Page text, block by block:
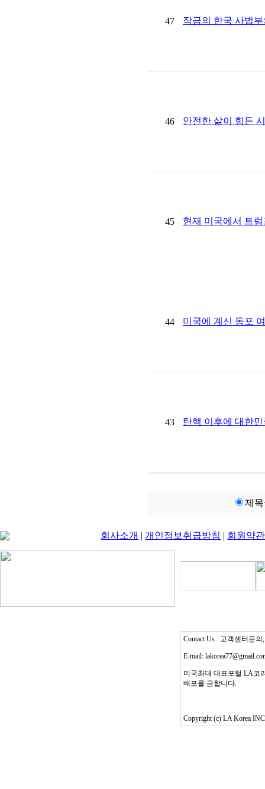
47 작금의 한국 사법
46 안전한 삶이 힘든
45 현재 미국에서 트
44 미국에 계신 동포
43 탄핵 이후에 대한
제
회사소개 |개인정보취급방침 | 회원약관
Contact Us : 고객센터문의
E-mail:
미국최대 대표포털 LA코
배포를 금합니다.
Copyright (c) LA Korea